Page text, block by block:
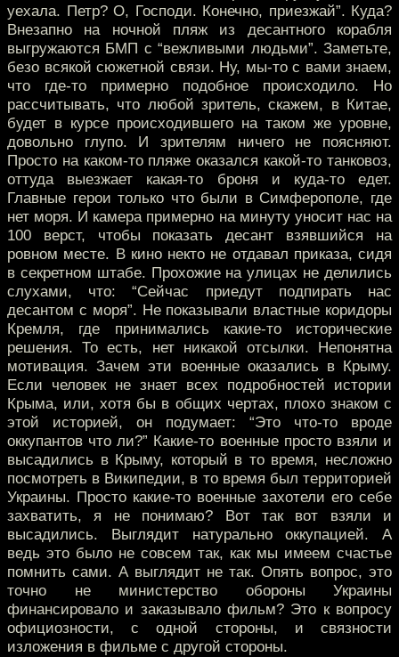
уехала. Петр? О, Господи. Конечно, приезжай”. Куда?
Внезапно на ночной пляж из десантного корабля
выгружаются БМП с “вежливыми людьми”. Заметьте,
безо всякой сюжетной связи. Ну, мы-то с вами знаем,
что где-то примерно подобное происходило. Но
рассчитывать, что любой зритель, скажем, в Китае,
будет в курсе происходившего на таком же уровне,
довольно глупо. И зрителям ничего не поясняют.
Просто на каком-то пляже оказался какой-то танковоз,
оттуда выезжает какая-то броня и куда-то едет.
Главные герои только что были в Симферополе, где
нет моря. И камера примерно на минуту уносит нас на
100 верст, чтобы показать десант взявшийся на
ровном месте. В кино некто не отдавал приказа, сидя
в секретном штабе. Прохожие на улицах не делились
слухами, что: “Сейчас приедут подпирать нас
десантом с моря”. Не показывали властные коридоры
Кремля, где принимались какие-то исторические
решения. То есть, нет никакой отсылки. Непонятна
мотивация. Зачем эти военные оказались в Крыму.
Если человек не знает всех подробностей истории
Крыма, или, хотя бы в общих чертах, плохо знаком с
этой историей, он подумает: “Это что-то вроде
оккупантов что ли?” Какие-то военные просто взяли и
высадились в Крыму, который в то время, несложно
посмотреть в Википедии, в то время был территорией
Украины. Просто какие-то военные захотели его себе
захватить, я не понимаю? Вот так вот взяли и
высадились. Выглядит натурально оккупацией. А
ведь это было не совсем так, как мы имеем счастье
помнить сами. А выглядит не так. Опять вопрос, это
точно не министерство обороны Украины
финансировало и заказывало фильм? Это к вопросу
официозности, с одной стороны, и связности
изложения в фильме с другой стороны.